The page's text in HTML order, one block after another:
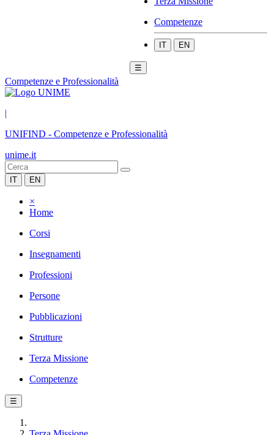
Competenze
IT EN
☰
Competenze e Professionalità
|
UNIFIND - Competenze e Professionalità
unime.it
IT EN
×
Home
Corsi
Insegnamenti
Professioni
Persone
Pubblicazioni
Strutture
Terza Missione
Competenze
☰